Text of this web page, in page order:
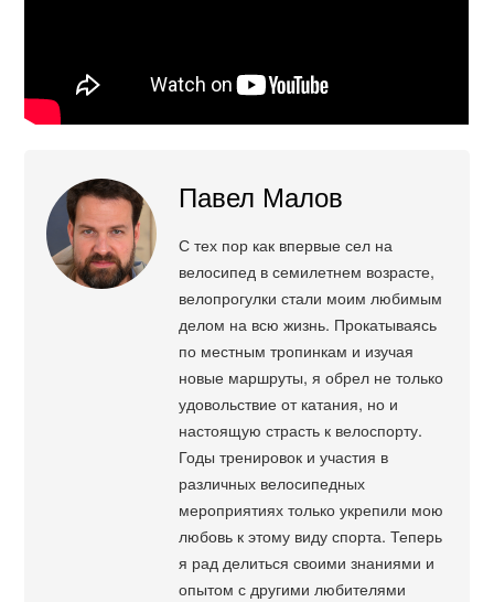
Павел Малов
С тех пор как впервые сел на
велосипед в семилетнем возрасте,
велопрогулки стали моим любимым
делом на всю жизнь. Прокатываясь
по местным тропинкам и изучая
новые маршруты, я обрел не только
удовольствие от катания, но и
настоящую страсть к велоспорту.
Годы тренировок и участия в
различных велосипедных
мероприятиях только укрепили мою
любовь к этому виду спорта. Теперь
я рад делиться своими знаниями и
опытом с другими любителями